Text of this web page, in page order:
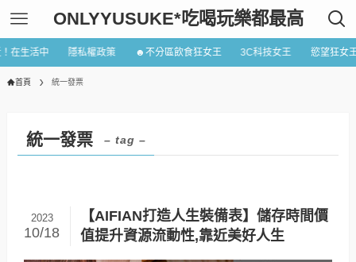
ONLYYUSUKE*吃喝玩樂都最高
在生活中 隱私權政策 ☻不分區飲食狂女王 3C科技女王 慾望狂女
首頁 統一發票
統一發票 – tag –
【AIFIAN打造人生裝備表】儲存時間價
值提升資源流動性,靠近美好人生
2023
10/18